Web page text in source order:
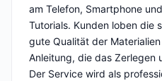
am Telefon, Smartphone
Tutorials. Kunden loben die
gute Qualität der
Anleitung, die das Zerlegen
Der Service wird als